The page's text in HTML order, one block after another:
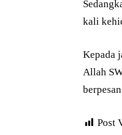
kali
Kepada
Allah
Post